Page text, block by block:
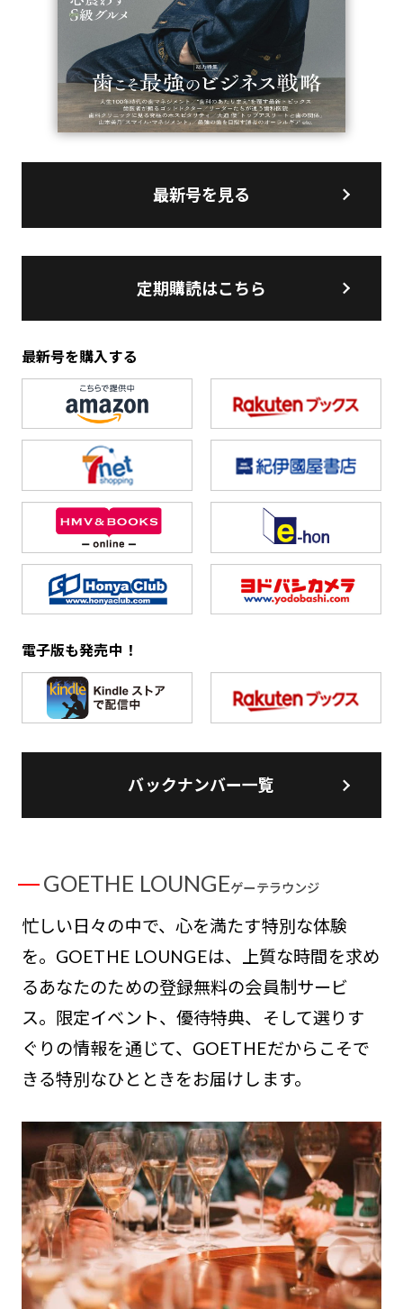
最新号を見る
定期購読はこちら
最新号を購入する
電子版も発売中！
バックナンバー一覧
GOETHE LOUNGEゲーテラウンジ
忙しい日々の中で、心を満たす特別な体験
を。GOETHE LOUNGEは、上質な時間を求め
るあなたのための登録無料の会員制サービ
ス。限定イベント、優待特典、そして選りす
ぐりの情報を通じて、GOETHEだからこそで
きる特別なひとときをお届けします。